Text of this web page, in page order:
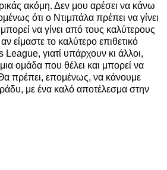
ακόμη. Δεν μου αρέσει να κάνω
ότι ο Ντιμπάλα πρέπει να γίνει
να γίνει από τους καλύτερους
είμαστε το καλύτερο επιθετικό
γιατί υπάρχουν κι άλλοι,
ομάδα που θέλει και μπορεί να
πρέπει, επομένως, να κάνουμε
με ένα καλό αποτέλεσμα στην